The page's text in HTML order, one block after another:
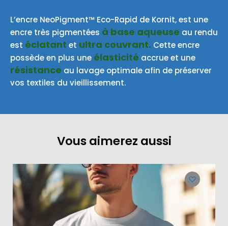
L’encre NeoPigment™ Eco-Rapid de Kornit, est une
encre très pigmentées à base aqueuse au rendu
est éclatant et ultra couvrant. Cette encre
possède en plus une élasticité accrue et une
résistance au lavage optimale afin de préserver
vos textiles du vieillissement.
Vous aimerez aussi